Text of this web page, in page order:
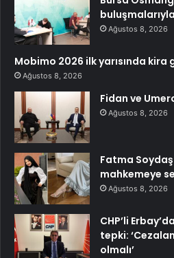
Ağustos 8, 2026
Mobimo 2026 ilk yarısında
Ağustos 8, 2026
Fidan ve
Ağustos 8, 2026
Fatma
mahkemeye
Ağustos 8, 2026
CHP’li
tepki:
olmalı’